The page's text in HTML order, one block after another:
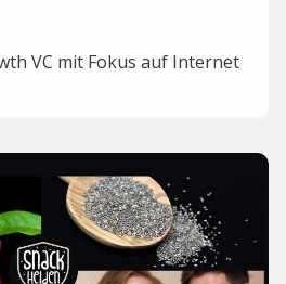
VC mit Fokus auf Internet